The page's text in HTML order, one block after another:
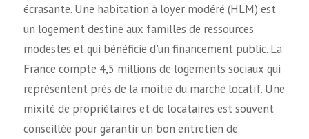
écrasante. Une habitation à loyer modéré (HLM) est
un logement destiné aux familles de ressources
modestes et qui bénéficie d'un financement public. La
France compte 4,5 millions de logements sociaux qui
représentent près de la moitié du marché locatif. Une
mixité de propriétaires et de locataires est souvent
conseillée pour garantir un bon entretien de